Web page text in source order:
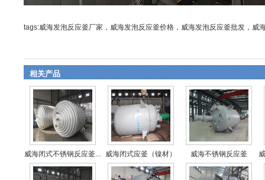
tags:威海发泡反应釜厂家，威海发泡反应釜价格，威海发泡反应釜批发，威
相关产品
威海闭式不锈钢反应釜... 威海闭式应釜（镍材） 威海不锈钢反应釜